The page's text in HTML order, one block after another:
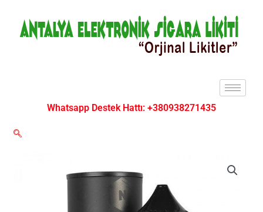
Whatsapp Destek Hattı: +380938271435